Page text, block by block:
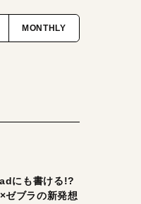
MONTHLY
にも書ける!?
ゼブラの新発想